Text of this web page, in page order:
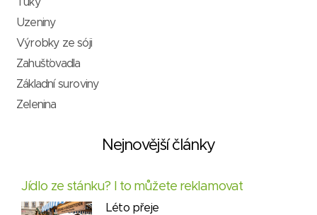
Tuky
Uzeniny
Výrobky ze sóji
Zahušťovadla
Základní suroviny
Zelenina
Nejnovější články
Jídlo ze stánku? I to můžete reklamovat
Léto přeje